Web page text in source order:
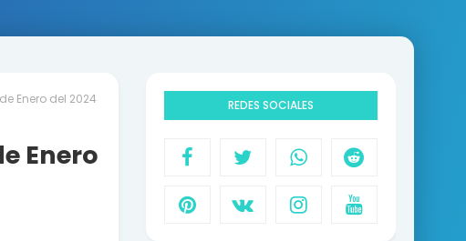
Enero del 2024
Enero
REDES SOCIALES